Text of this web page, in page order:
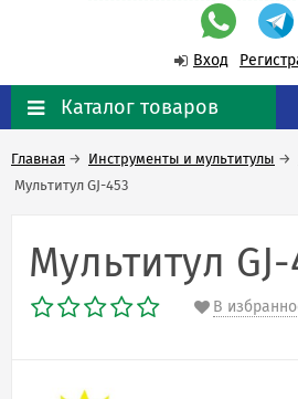
Вход
Каталог товаров
Главная → Инструменты и мультитулы →
Мультитул GJ-453
Мультитул GJ-
В